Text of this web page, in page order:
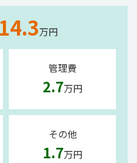
14.3万円
管理費
2.7万円
その他
1.7万円